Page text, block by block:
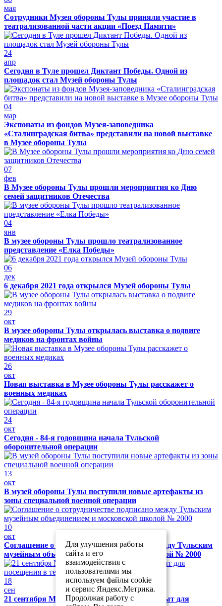
мая
Сотрудники Музея обороны Тулы приняли участие в
театрализованной части акции «Поезд Памяти»
24
апр
Сегодня в Туле прошел Диктант Победы. Одной из
площадок стал Музей обороны Тулы
04
мар
Экспонаты из фондов Музея-заповедника
«Сталинградская битва» представили на новой выставке
в Музее обороны Тулы
07
фев
В Музее обороны Тулы прошли мероприятия ко Дню
семей защитников Отечества
04
янв
В музее обороны Тулы прошло театрализованное
представление «Елка Победы»
06
дек
6 декабря 2021 года открылся Музей обороны Тулы
29
окт
В музее обороны Тулы открылась выставка о подвиге
медиков на фронтах войны
26
окт
Новая выставка в Музее обороны Тулы расскажет о
военных медиках
24
окт
Сегодня - 84-я годовщина начала Тульской
оборонительной операции
13
окт
В музей обороны Тулы поступили новые артефакты из
зоны специальной военной операции
10
окт
Соглашение о сотрудничестве подписано между Тульским
музейным объединением и московской школой № 2000
18
сен
21 сентября Музей обороны Тулы будет закрыт для
Для улучшения работы
сайта и его
взаимодействия с
пользователями мы
используем файлы cookie
и сервис Яндекс.Метрика.
Продолжая работу с